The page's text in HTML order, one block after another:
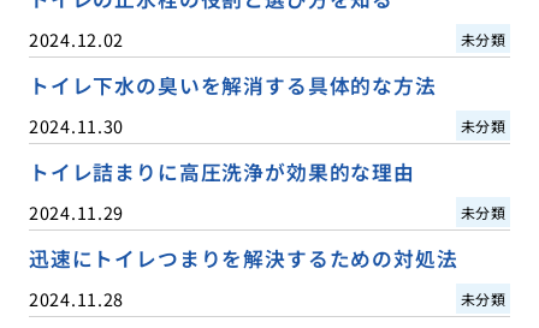
2024.12.02 未分類
トイレ下水の臭いを解消する具体的な方法
2024.11.30 未分類
トイレ詰まりに高圧洗浄が効果的な理由
2024.11.29 未分類
迅速にトイレつまりを解決するための対処法
2024.11.28 未分類